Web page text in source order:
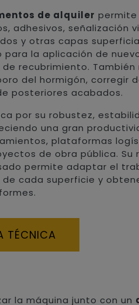
de alquiler permite
adhesivos, señalización
y otras capas
la aplicación de
recubrimiento. También
del hormigón, corregir
posteriores acabados.
por su robustez,
una gran
plataformas
de obra pública. Su
permite adaptar el
cada superficie y
TÉCNICA
la máquina junto con un